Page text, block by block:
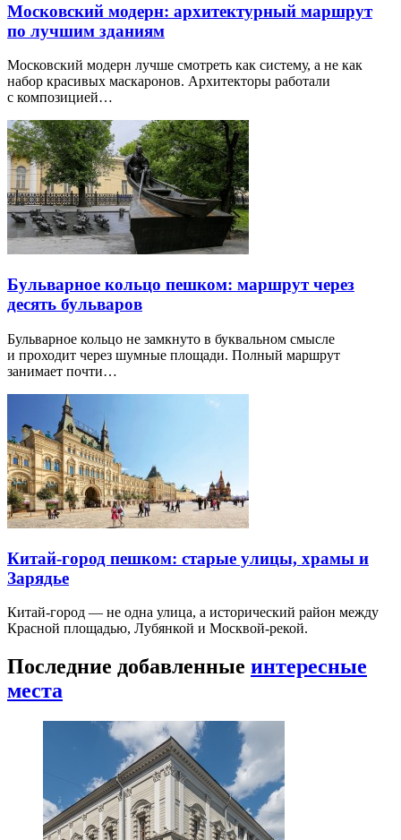
Московский модерн: архитектурный маршрут
по лучшим зданиям
Московский модерн лучше смотреть как систему, а не как
набор красивых маскаронов. Архитекторы работали
с композицией…
Бульварное кольцо пешком: маршрут через
десять бульваров
Бульварное кольцо не замкнуто в буквальном смысле
и проходит через шумные площади. Полный маршрут
занимает почти…
Китай-город пешком: старые улицы, храмы и
Зарядье
Китай-город — не одна улица, а исторический район между
Красной площадью, Лубянкой и Москвой-рекой.
Последние добавленные интересные
места